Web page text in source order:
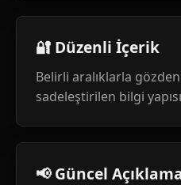
🔐 Düzenli İçerik
Belirli aralıklarla
sadeleştirilen bilgi
📢 Güncel